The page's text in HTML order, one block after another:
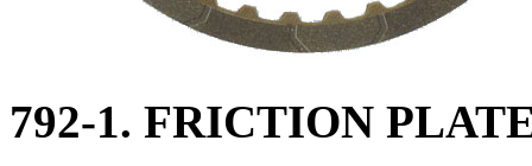
792-1. FRICTION